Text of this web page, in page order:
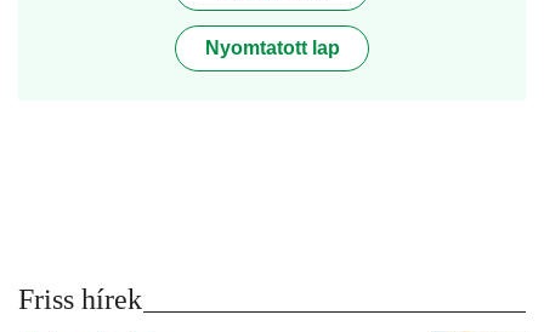
Nyomtatott lap
Friss hírek